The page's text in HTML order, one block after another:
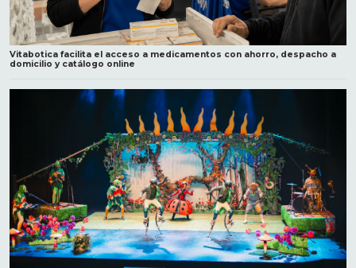
Vitabotica facilita el acceso a medicamentos con ahorro, despacho a
domicilio y catálogo online